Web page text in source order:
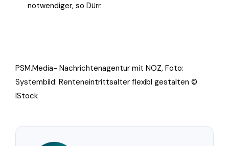
notwendiger, so Dürr.
PSM.Media- Nachrichtenagentur mit NOZ, Foto:
Systembild: Renteneintrittsalter flexibl gestalten ©
IStock